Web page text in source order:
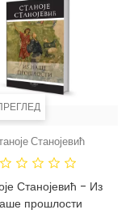
Станојевић
Станојевић - Из
прошлости